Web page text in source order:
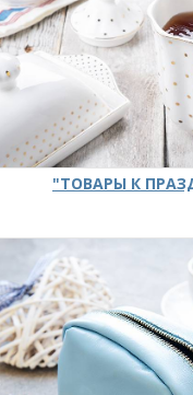
"ТОВАРЫ К